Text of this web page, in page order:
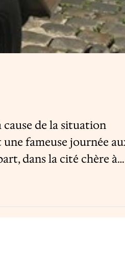
cause de la situation
fameuse journée
dans la cité chère à…